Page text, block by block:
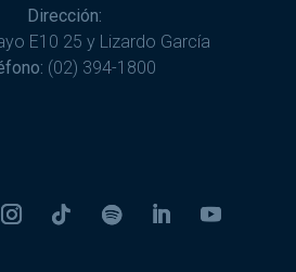
Dirección:
E10 25 y Lizardo García
(02) 394-1800